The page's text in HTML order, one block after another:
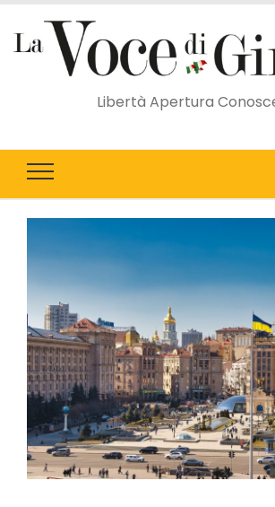
Libertà Apertura